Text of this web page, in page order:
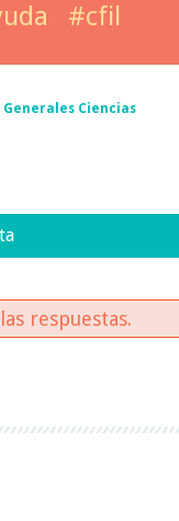
#cfil
Generales Ciencias
respuestas.